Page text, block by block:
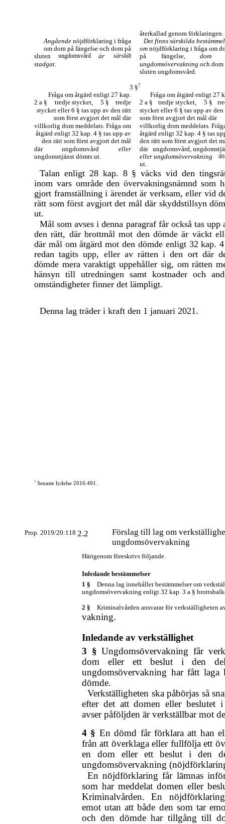
återkallad genom förklaringen.
Angående nöjdförklaring i fråga
Det finns särskilda
om dom på fängelse och dom på
om nöjdförklaring i fråga om
sluten
ungdomsvård är särskilt på fängelse,
dom
stadgat.
ungdomsövervakning och dom
sluten ungdomsvård.
3 §7
Fråga om åtgärd enligt 27 kap.
Fråga om åtgärd enligt 27
2 a §
tredje stycket, 5 § tredje 2 a § tredje stycket, 5 §
stycket eller 6 § tas upp av den rätt
stycket eller 6 § tas upp av den
som först avgjort det mål där
som först avgjort det mål där
villkorlig dom meddelats. Fråga om
villkorlig dom meddelats.
åtgärd enligt 32 kap. 4 § tas upp av
åtgärd enligt 32 kap. 4 § tas
den rätt som först avgjort det mål
den rätt som först avgjort det
där
ungdomsvård eller där ungdomsvård,
ungdomstjänst dömts ut.
eller ungdomsövervakning
ut.
Talan enligt 28 kap. 8 § väcks vid den
inom vars område den övervakningsnämnd som
gjort framställning i ärendet är verksam, eller vid
rätt som först avgjort det mål där skyddstillsyn
ut.
Mål som avses i denna paragraf får också tas upp
den rätt, där brottmål mot den dömde är väckt
där mål om åtgärd mot den dömde enligt 32 kap.
redan tagits upp, eller av rätten i den ort där
dömde mera varaktigt uppehåller sig, om rätten
hänsyn till utredningen samt kostnader och
omständigheter finner det lämpligt.
Denna lag träder i kraft den 1 januari 2021.
7 Senaste lydelse 2016:491.
Prop. 2019/20:118 2.2
Förslag till lag om
ungdomsövervakning
Härigenom föreskrivs följande.
Inledande bestämmelser
1 §
Denna lag innehåller bestämmelser om
ungdomsövervakning enligt 32 kap. 3 a §
2 § Kriminalvården ansvarar för verkställigheten
vakning.
Inledande av verkställighet
3 §Ungdomsövervakning får
dom eller ett beslut i den
ungdomsövervakning har fått laga
dömde.
Verkställigheten ska påbörjas så
efter det att domen eller beslutet
avser påföljden är verkställbar mot
4 § En dömd får förklara att han
från att överklaga eller fullfölja ett
en dom eller ett beslut i den
ungdomsövervakning
En nöjdförklaring får lämnas
som har meddelat domen eller
Kriminalvården. En
emot utan att både den som tar
och den dömde har tillgång till